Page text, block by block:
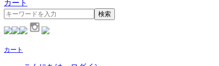
カート
検索
カート